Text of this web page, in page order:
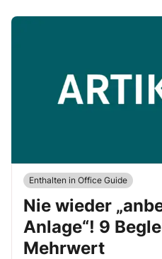
Enthalten in Office Guide
Nie wieder
Anlage“! 9 Begleitschreiben mit
Mehrwert